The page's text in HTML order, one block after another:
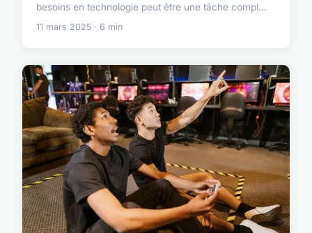
besoins en technologie peut être une tâche compl...
11 mars 2025 · 6 min